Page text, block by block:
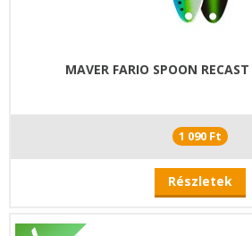
MAVER FARIO SPOON
1 090 Ft
Részletek